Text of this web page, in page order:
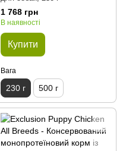
1 768 грн
В наявності
Купити
Вага
230 г 500 г